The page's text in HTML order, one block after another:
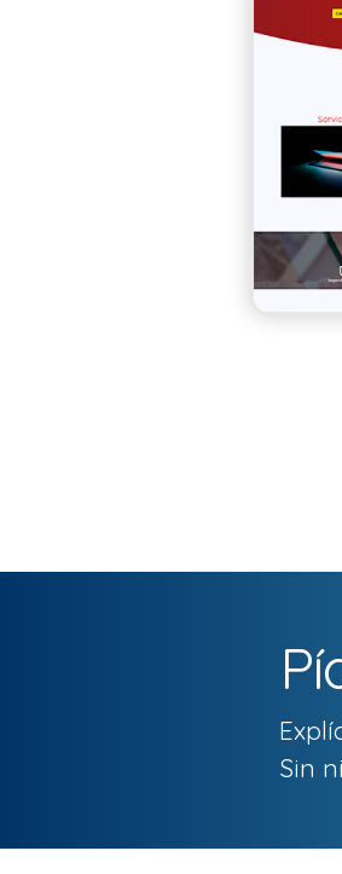
Sin